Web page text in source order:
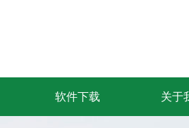
软件下载 关于